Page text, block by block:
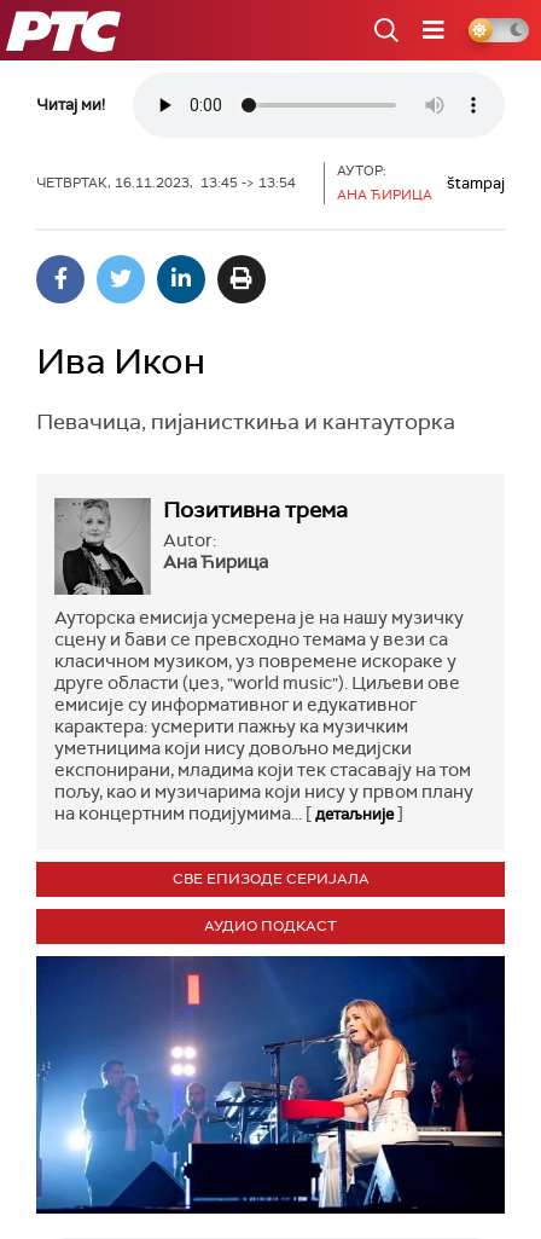
РТС
Читај ми!
ЧЕТВРТАК, 16.11.2023, 13:45 -> 13:54
АУТОР:
АНА ЋИРИЦА
štampaj
Ива Икон
Певачица, пијанисткиња и кантауторка
Позитивна трема
Autor:
Ана Ћирица
Ауторска емисија усмерена је на нашу музичку
сцену и бави се превсходно темама у вези са
класичном музиком, уз повремене искораке у
друге области (џез, "world music"). Циљеви ове
емисије су информативног и едукативног
карактера: усмерити пажњу ка музичким
уметницима који нису довољно медијски
експонирани, младима који тек стасавају на том
пољу, као и музичарима који нису у првом плану
на концертним подијумима... [детаљније]
СВЕ ЕПИЗОДЕ СЕРИЈАЛА
АУДИО ПОДКАСТ